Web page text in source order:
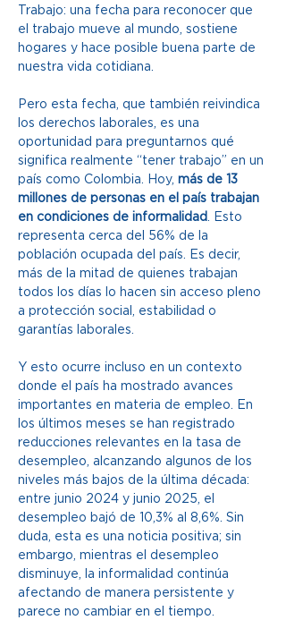
Trabajo: una fecha para reconocer que
el trabajo mueve al mundo, sostiene
hogares y hace posible buena parte de
nuestra vida cotidiana.
Pero esta fecha, que también reivindica
los derechos laborales, es una
oportunidad para preguntarnos qué
significa realmente “tener trabajo” en un
país como Colombia. Hoy, más de 13
millones de personas en el país trabajan
en condiciones de informalidad. Esto
representa cerca del 56% de la
población ocupada del país. Es decir,
más de la mitad de quienes trabajan
todos los días lo hacen sin acceso pleno
a protección social, estabilidad o
garantías laborales.
Y esto ocurre incluso en un contexto
donde el país ha mostrado avances
importantes en materia de empleo. En
los últimos meses se han registrado
reducciones relevantes en la tasa de
desempleo, alcanzando algunos de los
niveles más bajos de la última década:
entre junio 2024 y junio 2025, el
desempleo bajó de 10,3% al 8,6%. Sin
duda, esta es una noticia positiva; sin
embargo, mientras el desempleo
disminuye, la informalidad continúa
afectando de manera persistente y
parece no cambiar en el tiempo.